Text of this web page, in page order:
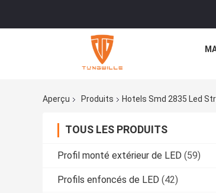
Aperçu Produits Hotels Smd 2835 Led
TOUS LES PRODUITS
Profil monté extérieur de LED (59)
Profils enfoncés de LED (42)